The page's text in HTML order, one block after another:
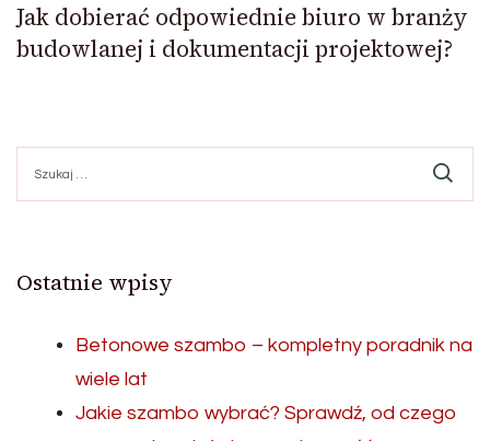
Jak dobierać odpowiednie biuro w branży
budowlanej i dokumentacji projektowej?
Ostatnie wpisy
Betonowe szambo – kompletny poradnik na
wiele lat
Jakie szambo wybrać? Sprawdź, od czego